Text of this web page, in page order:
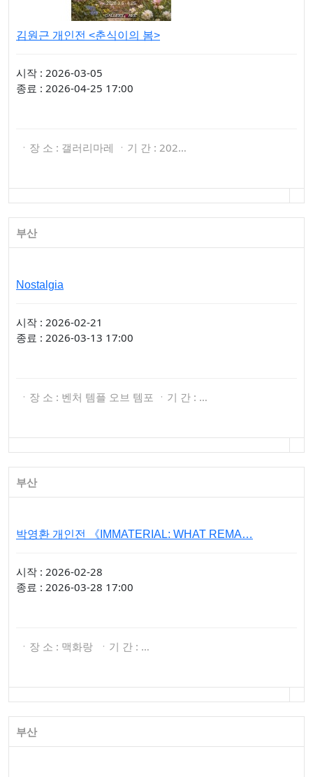
김원근 개인전 <춘식이의 봄>
시작 : 2026-03-05
종료 : 2026-04-25 17:00
ㆍ장 소 : 갤러리마레 ㆍ기 간 : 202…
부산
Nostalgia
시작 : 2026-02-21
종료 : 2026-03-13 17:00
ㆍ장 소 : 벤처 템플 오브 템포 ㆍ기 간 : …
부산
박영환 개인전 《IMMATERIAL: WHAT REMA…
시작 : 2026-02-28
종료 : 2026-03-28 17:00
ㆍ장 소 : 맥화랑 ㆍ기 간 : …
부산